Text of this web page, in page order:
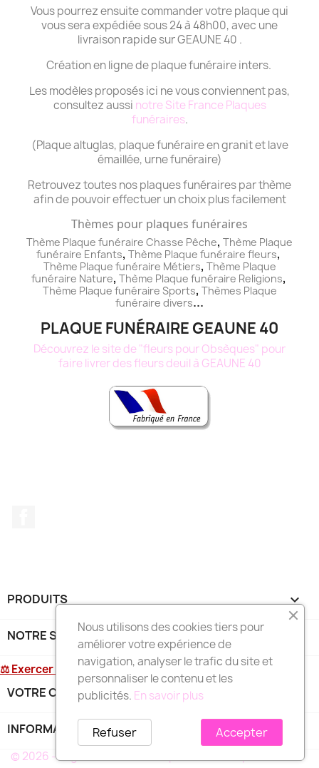
Vous pourrez ensuite commander votre plaque qui
vous sera expédiée sous 24 à 48h00, avec une
livraison rapide sur GEAUNE 40 .
Création en ligne de plaque funéraire inters.
Les modèles proposés ici ne vous conviennent pas,
consultez aussi notre Site France Plaques
funéraires.
(Plaque altuglas, plaque funéraire en granit et lave
émaillée, urne funéraire)
Retrouvez toutes nos plaques funéraires par thème
afin de pouvoir effectuer un choix plus facilement
Thèmes pour plaques funéraires
Thème Plaque funéraire Chasse Pêche, Thème Plaque
funéraire Enfants, Thème Plaque funéraire fleurs,
Thème Plaque funéraire Métiers, Thème Plaque
funéraire Nature, Thème Plaque funéraire Religions,
Thème Plaque funéraire Sports, Thèmes Plaque
funéraire divers...
PLAQUE FUNÉRAIRE GEAUNE 40
Découvrez le site de "fleurs pour Obsèques" pour
faire livrer des fleurs deuil à GEAUNE 40
PRODUITS 
NOTRE SOCIÉTÉ
⚖ Exercer mon droit de rétractation
VOTRE COMPTE
INFORMATIONS
© 2026 - Logiciel e-commerce par PrestaShop™
Nous utilisons des cookies tiers pour
améliorer votre expérience de
navigation, analyser le trafic du site et
personnaliser le contenu et les
publicités. En savoir plus
Accepter
Refuser